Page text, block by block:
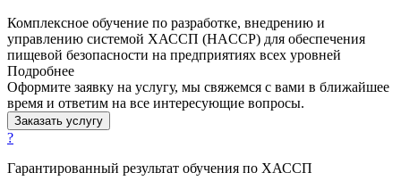
Комплексное обучение по разработке, внедрению и
управлению системой ХАССП (HACCP) для обеспечения
пищевой безопасности на предприятиях всех уровней
Подробнее
Оформите заявку на услугу, мы свяжемся с вами в ближайшее
время и ответим на все интересующие вопросы.
Заказать услугу
?
Гарантированный результат обучения по ХАССП